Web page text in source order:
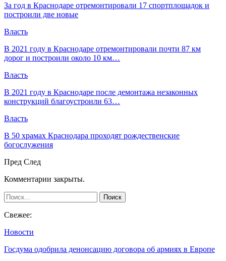
За год в Краснодаре отремонтировали 17 спортплощадок и
построили две новые
Власть
В 2021 году в Краснодаре отремонтировали почти 87 км
дорог и построили около 10 км…
Власть
В 2021 году в Краснодаре после демонтажа незаконных
конструкций благоустроили 63…
Власть
В 50 храмах Краснодара проходят рождественские
богослужения
Пред След
Комментарии закрыты.
Свежее:
Новости
Госдума одобрила денонсацию договора об армиях в Европе